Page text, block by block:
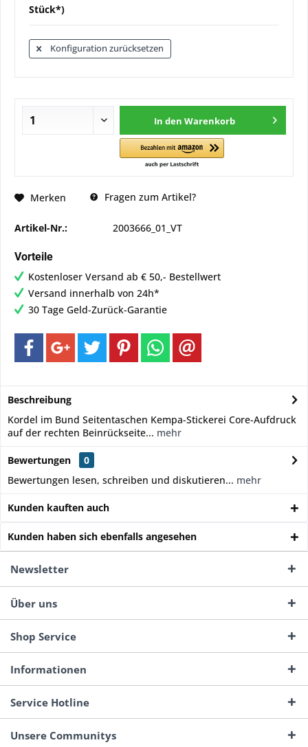
Stück*)
Konfiguration zurücksetzen
In den Warenkorb
Merken Fragen zum Artikel?
Artikel-Nr.: 2003666_01_VT
Vorteile
Kostenloser Versand ab € 50,- Bestellwert
Versand innerhalb von 24h*
30 Tage Geld-Zurück-Garantie
Beschreibung
Kordel im Bund Seitentaschen Kempa-Stickerei Core-Aufdruck
auf der rechten Beinrückseite... mehr
Bewertungen
0
Bewertungen lesen, schreiben und diskutieren... mehr
Kunden kauften auch
Kunden haben sich ebenfalls angesehen
Newsletter
Über uns
Shop Service
Informationen
Service Hotline
Unsere Communitys